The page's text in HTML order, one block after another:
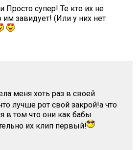
Просто супер! Те кто их не
им завидует! (Или у них нет
меня хоть раз в своей
лучше рот свой закрой!а что
в том что они как бабы
их клип первый!